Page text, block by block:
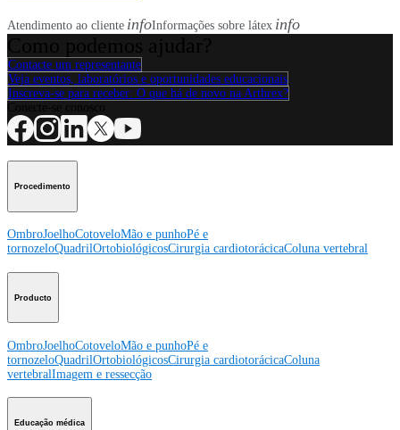
Atendimento ao cliente infoInformações sobre látex info
Contacte um representante
Veja eventos, laboratórios e oportunidades educacionais
Inscreva-se para receber: O que há de novo na Arthrex?
Procedimento
OmbroJoelhoCotoveloMão e punhoPé e
tornozeloQuadrilOrtobiológicosCirurgia cardiotorácicaColuna vertebral
Producto
OmbroJoelhoCotoveloMão e punhoPé e
tornozeloQuadrilOrtobiológicosCirurgia cardiotorácicaColuna
vertebralImagem e ressecção
Educação médica